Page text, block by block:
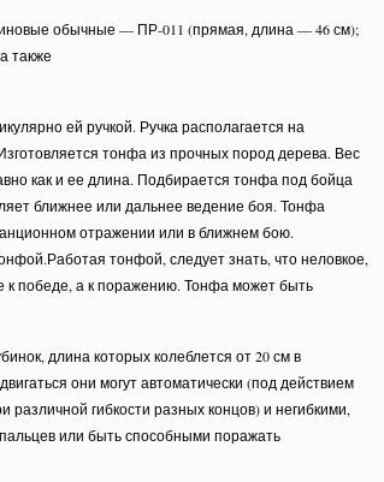
обычные — ПР-011 (прямая, длина — 46 см);
также
ей ручкой. Ручка располагается на
тонфа из прочных пород дерева. Вес
как и ее длина. Подбирается тонфа под бойца
ближнее или дальнее ведение боя. Тонфа
отражении или в ближнем бою.
тонфой, следует знать, что неловкое,
победе, а к поражению. Тонфа может быть
длина которых колеблется от 20 см в
они могут автоматически (под действием
гибкости разных концов) и негибкими,
или быть способными поражать